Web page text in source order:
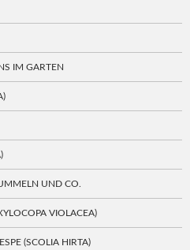
IM GARTEN
UND CO.
VIOLACEA)
(SCOLIA HIRTA)